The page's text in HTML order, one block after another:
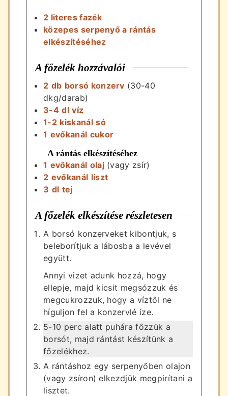
2 literes fazék
közepes serpenyő a rántás
elkészítéséhez
A főzelék hozzávalói
2 db borsó konzerv (30-40
dkg/darab)
3-4 dl víz
1-2 kiskanál só
1 evőkanál cukor
A rántás elkészítéséhez
1 evőkanál olaj (vagy zsír)
2 evőkanál liszt
3 dl tej
A főzelék elkészítése részletesen
A borsó konzerveket kibontjuk, s
beleborítjuk a lábosba a levével
együtt.
Annyi vizet adunk hozzá, hogy
ellepje, majd kicsit megsózzuk és
megcukrozzuk, hogy a víztől ne
híguljon fel a konzervlé íze.
5-10 perc alatt puhára főzzük a
borsót, majd rántást készítünk a
főzelékhez.
A rántáshoz egy serpenyőben olajon
(vagy zsíron) elkezdjük megpirítani a
lisztet.